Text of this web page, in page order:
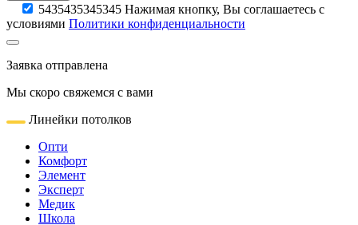
5435435345345 Нажимая кнопку, Вы соглашаетесь с
условиями Политики конфиденциальности
Заявка отправлена
Мы скоро свяжемся с вами
Линейки потолков
Опти
Комфорт
Элемент
Эксперт
Медик
Школа